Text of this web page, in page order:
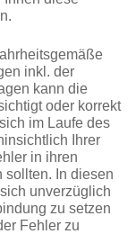
inkl. der
kann die
oder korrekt
im Laufe des
Ihrer
in ihren
sollten. In diesen
unverzüglich
zu setzen
Fehler zu